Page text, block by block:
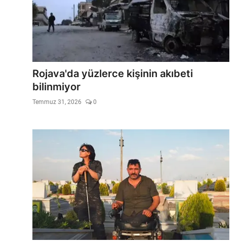
Rojava'da yüzlerce kişinin akıbeti
bilinmiyor
Temmuz 31, 2026 0